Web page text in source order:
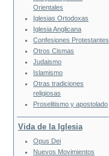
Orientales
Iglesias Ortodoxas
Iglesia Anglicana
Confesiones Protestantes
Otros Cismas
Judaismo
Islamismo
Otras tradiciones
religiosas
Proselitismo y apostolado
Vida de la Iglesia
Opus Dei
Nuevos Movimientos